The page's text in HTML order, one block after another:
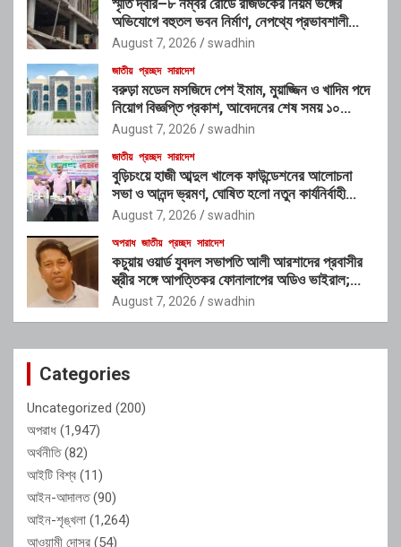
অভিযোগে বহুতল ভবন নির্মাণ, নেপথ্যে প্রভাবশালী
চক্রের যোগসাজশের প্রশ্ন
August 7, 2026 swadhin
জাতীয় প্রচ্ছদ সারাদেশ
বরুড়া মডেল মসজিদে পেশ ইমাম, মুয়াজ্জিন ও খাদিম পদে
নিয়োগ বিজ্ঞপ্তি প্রকাশ, আবেদনের শেষ সময় ১০
আগস্ট
August 7, 2026 swadhin
জাতীয় প্রচ্ছদ সারাদেশ
বুড়িচংয়ে হাজী আব্দুল খালেক ফাউন্ডেশনের আলোচনা
সভা ও আনন্দ ভ্রমণ, ঘোষিত হলো নতুন কার্যনির্বাহী
কমিটি
August 7, 2026 swadhin
অপরাধ জাতীয় প্রচ্ছদ সারাদেশ
কচুয়ায় ওয়ার্ড যুবদল সভাপতি আলী আরশাদের প্রবাসীর
স্ত্রীর সঙ্গে আপত্তিকর ফোনালাপের অডিও ভাইরাল;
শাস্তির দাবি এলাকাবাসীর
August 7, 2026 swadhin
Categories
Uncategorized (200)
অপরাধ (1,947)
অর্থনীতি(82)
আইটি বিশ্ব (11)
আইন-আদালত(90)
আইন-শৃঙ্খলা (1,264)
আওয়ামী দোসর (54)